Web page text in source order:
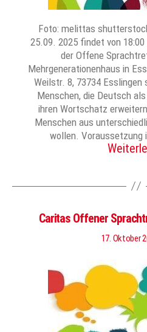
Foto: melittas
25.09. 2025 findet von 18:00
der Offene
Mehrgenerationenhaus in
Weilstr. 8, 73734
Menschen, die Deutsch
ihren Wortschatz
Menschen aus
wollen. Voraussetzung
Caritas Offener
17. Oktober